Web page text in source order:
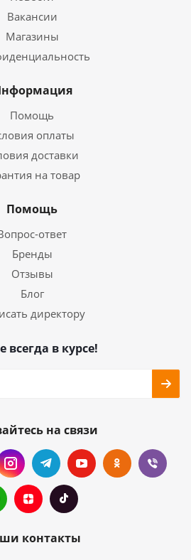
Вакансии
Магазины
Помощь
оплаты
доставки
на товар
Помощь
ответ
Бренды
Отзывы
Блог
директору
всегда в курсе!
на связи
контакты